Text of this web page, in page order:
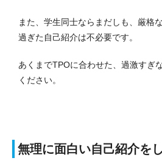
また、学生同士ならまだしも、厳格
過ぎた自己紹介は不必要です。
あくまでTPOに合わせた、過激すぎ
ください。
無理に面白い自己紹介を